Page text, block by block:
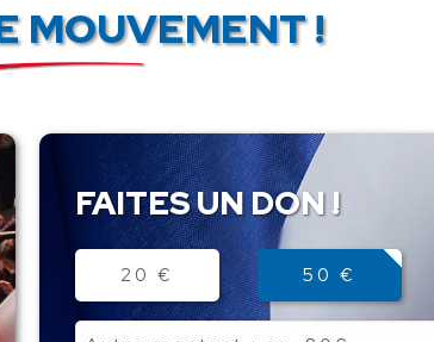
MOUVEMENT !
FAITES UN DON !
Montant
20 € 50 €